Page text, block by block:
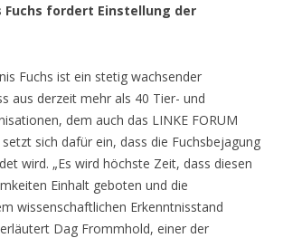
fordert Einstellung der
Fuchs ist ein stetig wachsender
aus derzeit mehr als 40 Tier- und
dem auch das LINKE FORUM
sich dafür ein, dass die Fuchsbejagung
wird. „Es wird höchste Zeit, dass diesen
Einhalt geboten und die
wissenschaftlichen Erkenntnisstand
Dag Frommhold, einer der